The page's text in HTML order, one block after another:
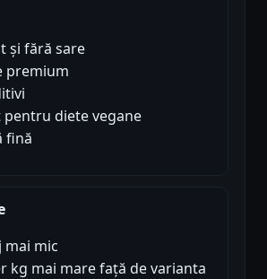
și fără sare
premium
diete vegane
fină
mai mic
kg mai mare față de varianta